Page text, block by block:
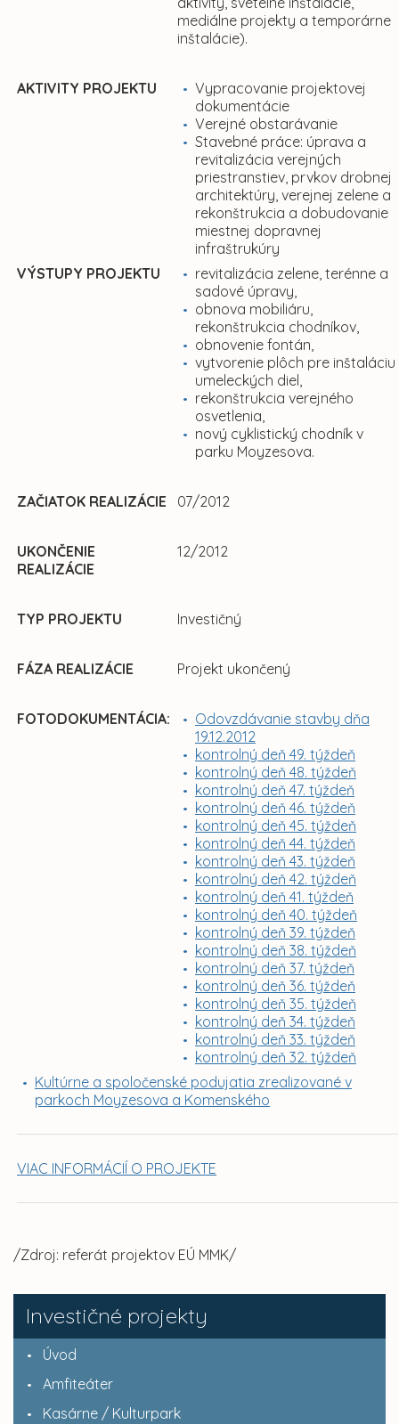
Investičné projekty
Úvod
Amfiteáter
Kasárne / Kulturpark
mediálne projekty a temporárne
inštalácie).
AKTIVITY PROJEKTU
Vypracovanie projektovej
dokumentácie
Verejné obstarávanie
Stavebné práce: úprava a
revitalizácia verejných
priestranstiev, prvkov drobnej
architektúry, verejnej zelene a
rekonštrukcia a dobudovanie
miestnej dopravnej
infraštrukúry
VÝSTUPY PROJEKTU
revitalizácia zelene, terénne a
sadové úpravy,
obnova mobiliáru,
rekonštrukcia chodníkov,
obnovenie fontán,
vytvorenie plôch pre inštaláciu
umeleckých diel,
rekonštrukcia verejného
osvetlenia,
nový cyklistický chodník v
parku Moyzesova.
ZAČIATOK REALIZÁCIE 07/2012
UKONČENIE
REALIZÁCIE
12/2012
TYP PROJEKTU Investičný
FÁZA REALIZÁCIE Projekt ukončený
FOTODOKUMENTÁCIA:
Odovzdávanie stavby dňa
19.12.2012
kontrolný deň 49. týždeň
kontrolný deň 48. týždeň
kontrolný deň 47. týždeň
kontrolný deň 46. týždeň
kontrolný deň 45. týždeň
kontrolný deň 44. týždeň
kontrolný deň 43. týždeň
kontrolný deň 42. týždeň
kontrolný deň 41. týždeň
kontrolný deň 40. týždeň
kontrolný deň 39. týždeň
kontrolný deň 38. týždeň
kontrolný deň 37. týždeň
kontrolný deň 36. týždeň
kontrolný deň 35. týždeň
kontrolný deň 34. týždeň
kontrolný deň 33. týždeň
kontrolný deň 32. týždeň
Kultúrne a spoločenské podujatia zrealizované v
parkoch Moyzesova a Komenského
VIAC INFORMÁCIÍ O PROJEKTE
/Zdroj: referát projektov EÚ MMK/